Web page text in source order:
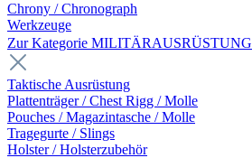
Chrony / Chronograph
Werkzeuge
Zur Kategorie MILITÄRAUSRÜSTUNG
Taktische Ausrüstung
Plattenträger / Chest Rigg / Molle
Pouches / Magazintasche / Molle
Tragegurte / Slings
Holster / Holsterzubehör